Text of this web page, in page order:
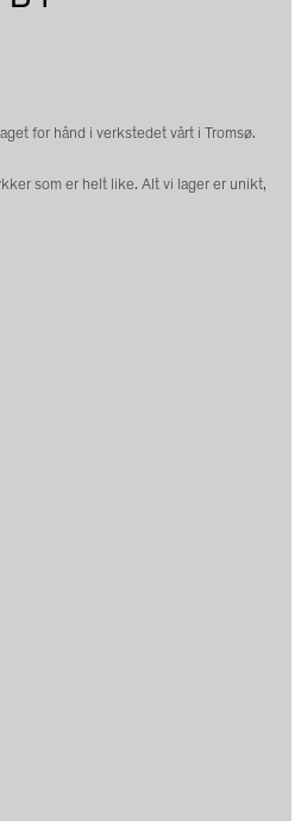
for hånd i verkstedet vårt i Tromsø.
som er helt like. Alt vi lager er unikt,